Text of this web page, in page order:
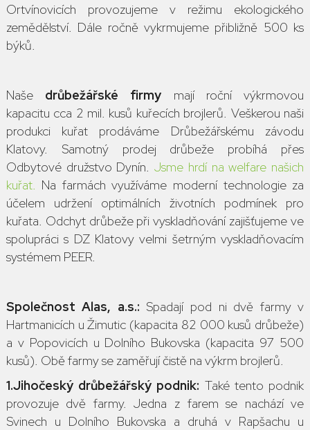
Ortvínovicích provozujeme v režimu ekologického
zemědělství. Dále ročně vykrmujeme přibližně 500 ks
býků.
Naše drůbežářské firmy mají roční výkrmovou
kapacitu cca 2 mil. kusů kuřecích brojlerů. Veškerou naši
produkci kuřat prodáváme Drůbežářskému závodu
Klatovy. Samotný prodej drůbeže probíhá přes
Odbytové družstvo Dynín.Jsme hrdí na welfare našich
kuřat.
Na farmách využíváme moderní technologie za
účelem udržení optimálních životních podmínek pro
kuřata. Odchyt drůbeže při vyskladňování zajišťujeme ve
spolupráci s DZ Klatovy velmi šetrným vyskladňovacím
systémem PEER.
Společnost Alas, a.s.:Spadají pod ni dvě farmy v
Hartmanicích u Žimutic (kapacita 82 000 kusů drůbeže)
a v Popovicích u Dolního Bukovska (kapacita 97 500
kusů). Obě farmy se zaměřují čistě na výkrm brojlerů.
1.Jihočeský drůbežářský podnik: Také tento podnik
provozuje dvě farmy. Jedna z farem se nachází ve
Svinech u Dolního Bukovska a druhá v Rapšachu u